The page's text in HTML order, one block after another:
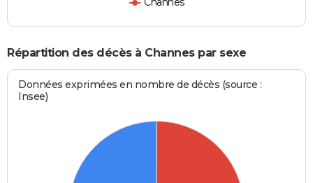
Répartition des décès à Channes par sexe
Données exprimées en nombre de décès (source :
Insee)